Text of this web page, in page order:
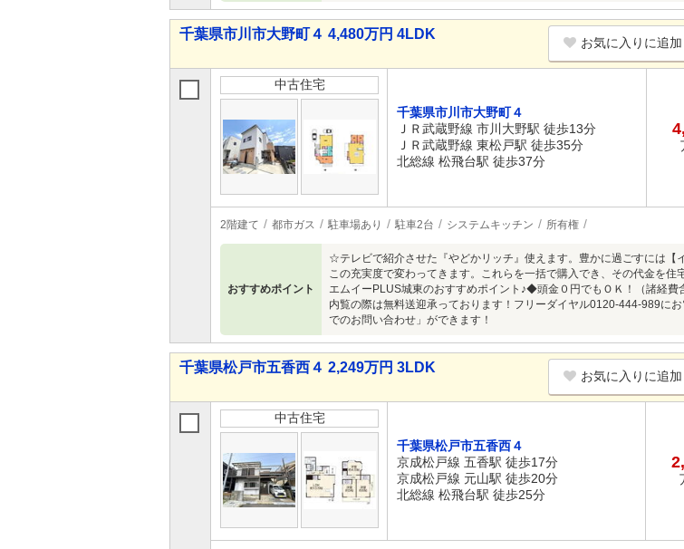
千葉県市川市大野町４ 4,480万円 4LDK
お気に入りに追加
中古住宅
千葉県市川市大野町４
ＪＲ武蔵野線 市川大野駅 徒歩13分
ＪＲ武蔵野線 東松戸駅 徒歩35分
北総線 松飛台駅 徒歩37分
2階建て 都市ガス 駐車場あり 駐車2台 システムキッチン 所有権
おすすめポイント
☆テレビで紹介させた『やどかリッチ』使えます。豊かに過ごすには【
この充実度で変わってきます。これらを一括で購入でき、その代金を
エムイーPLUS城東のおすすめポイント♪◆頭金０円でもＯＫ！（諸経
内覧の際は無料送迎承っております！フリーダイヤル0120-444-989に
でのお問い合わせ」ができます！
千葉県松戸市五香西４ 2,249万円 3LDK
お気に入りに追加
中古住宅
千葉県松戸市五香西４
京成松戸線 五香駅 徒歩17分
京成松戸線 元山駅 徒歩20分
北総線 松飛台駅 徒歩25分